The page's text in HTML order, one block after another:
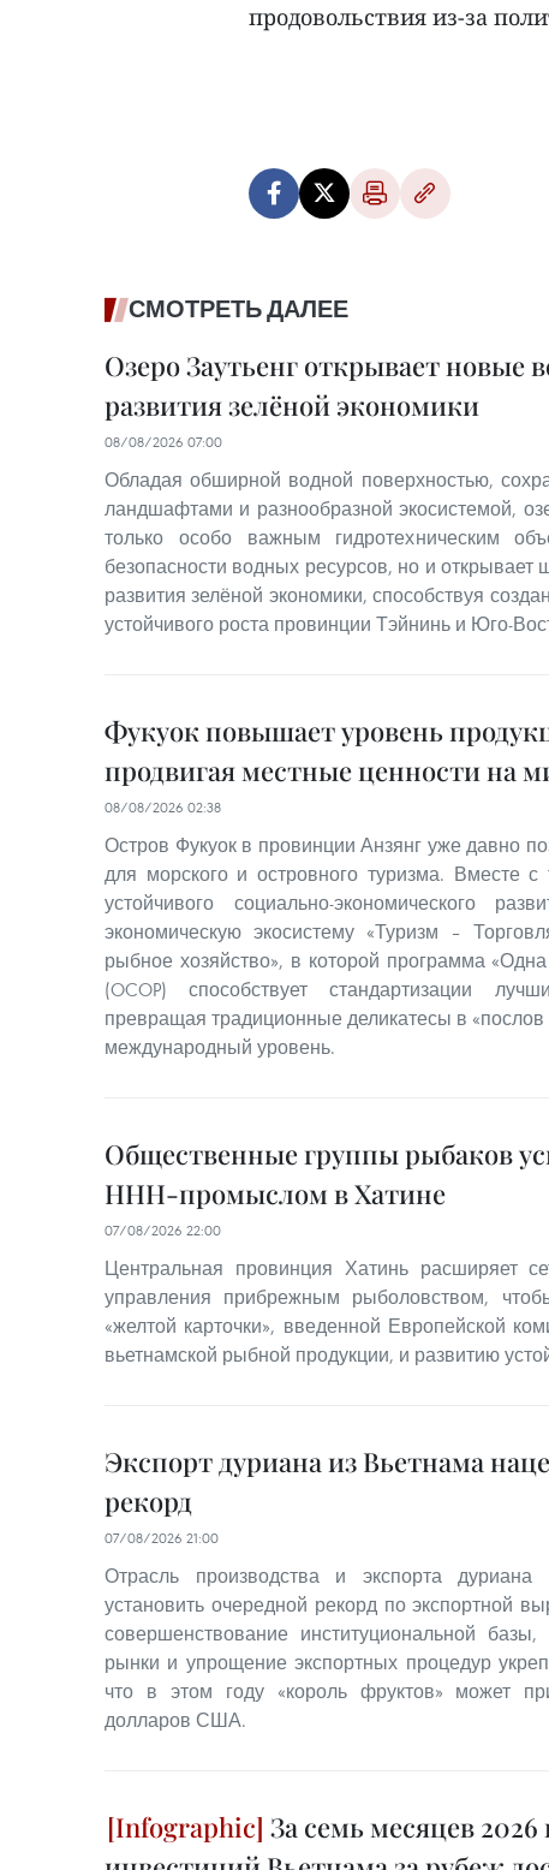
продовольствия из-за
СМОТРЕТЬ ДАЛЕЕ
Озеро Заутьенг открывает новые
развития зелёной экономики
08/08/2026 07:00
Обладая обширной водной поверхностью,
ландшафтами и разнообразной экосистемой,
только особо важным гидротехническим
безопасности водных ресурсов, но и открывает
развития зелёной экономики, способствуя
устойчивого роста провинции Тэйнинь и Юго-
Фукуок повышает уровень
продвигая местные ценности на
08/08/2026 02:38
Остров Фукуок в провинции Анзянг уже давно
для морского и островного туризма. Вместе
устойчивого социально-экономического
экономическую экосистему «Туризм –
рыбное хозяйство», в которой программа
(OCOP) способствует стандартизации
превращая традиционные деликатесы в
международный уровень.
Общественные группы рыбаков
ННН-промыслом в Хатине
07/08/2026 22:00
Центральная провинция Хатинь расширяет
управления прибрежным рыболовством,
«желтой карточки», введенной Европейской
вьетнамской рыбной продукции, и развитию
Экспорт дуриана из Вьетнама
рекорд
07/08/2026 21:00
Отрасль производства и экспорта дуриана
установить очередной рекорд по экспортной
совершенствование институциональной
рынки и упрощение экспортных процедур
что в этом году «король фруктов» может
долларов США.
За семь месяцев 2026